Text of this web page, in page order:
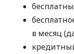
в месяц